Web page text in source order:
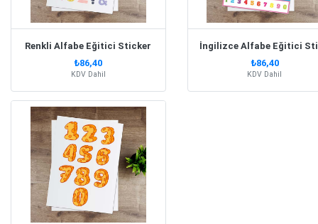
Renkli Alfabe Eğitici Sticker
₺86,40
KDV Dahil
₺86,40
KDV Dahil